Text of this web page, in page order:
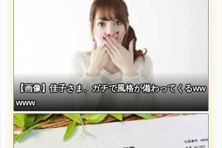
【画像】佳子さま、ガチで風格が備わってくるww
www